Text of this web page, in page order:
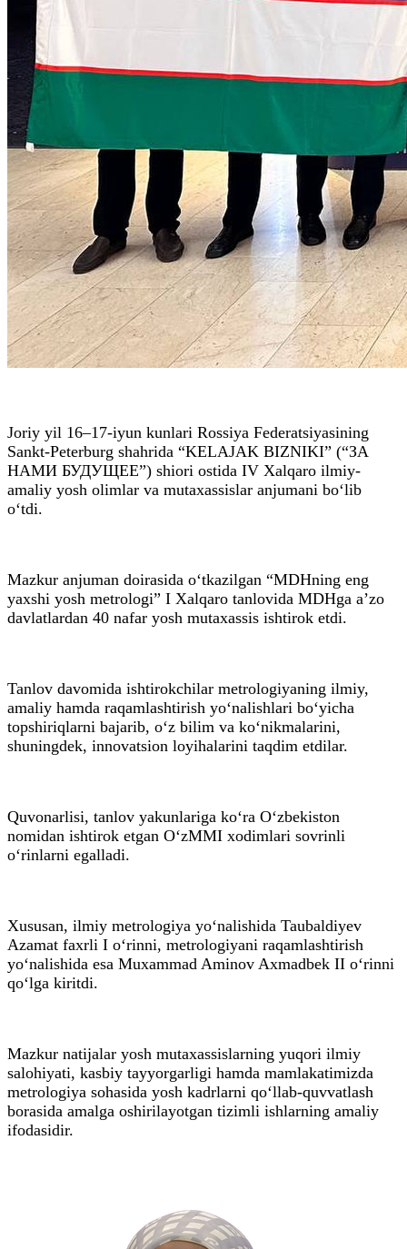
Joriy yil 16–17-iyun kunlari Rossiya Federatsiyasining
Sankt-Peterburg shahrida “KELAJAK BIZNIKI” (“ЗА
НАМИ БУДУЩЕЕ”) shiori ostida IV Xalqaro ilmiy-
amaliy yosh olimlar va mutaxassislar anjumani bo‘lib
o‘tdi.
Mazkur anjuman doirasida o‘tkazilgan “MDHning eng
yaxshi yosh metrologi” I Xalqaro tanlovida MDHga a’zo
davlatlardan 40 nafar yosh mutaxassis ishtirok etdi.
Tanlov davomida ishtirokchilar metrologiyaning ilmiy,
amaliy hamda raqamlashtirish yo‘nalishlari bo‘yicha
topshiriqlarni bajarib, o‘z bilim va ko‘nikmalarini,
shuningdek, innovatsion loyihalarini taqdim etdilar.
Quvonarlisi, tanlov yakunlariga ko‘ra O‘zbekiston
nomidan ishtirok etgan O‘zMMI xodimlari sovrinli
o‘rinlarni egalladi.
Xususan, ilmiy metrologiya yo‘nalishida Taubaldiyev
Azamat faxrli I o‘rinni, metrologiyani raqamlashtirish
yo‘nalishida esa Muxammad Aminov Axmadbek II o‘rinni
qo‘lga kiritdi.
Mazkur natijalar yosh mutaxassislarning yuqori ilmiy
salohiyati, kasbiy tayyorgarligi hamda mamlakatimizda
metrologiya sohasida yosh kadrlarni qo‘llab-quvvatlash
borasida amalga oshirilayotgan tizimli ishlarning amaliy
ifodasidir.